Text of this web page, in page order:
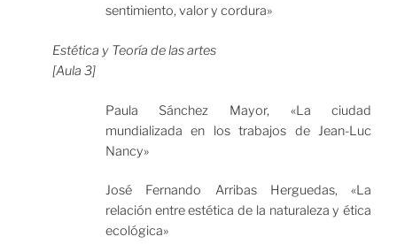
sentimiento, valor y cordura»
Estética y Teoría de las artes
[Aula 3]
Paula Sánchez Mayor, «La ciudad
mundializada en los trabajos de Jean-Luc
Nancy»
José Fernando Arribas Herguedas, «La
relación entre estética de la naturaleza y ética
ecológica»